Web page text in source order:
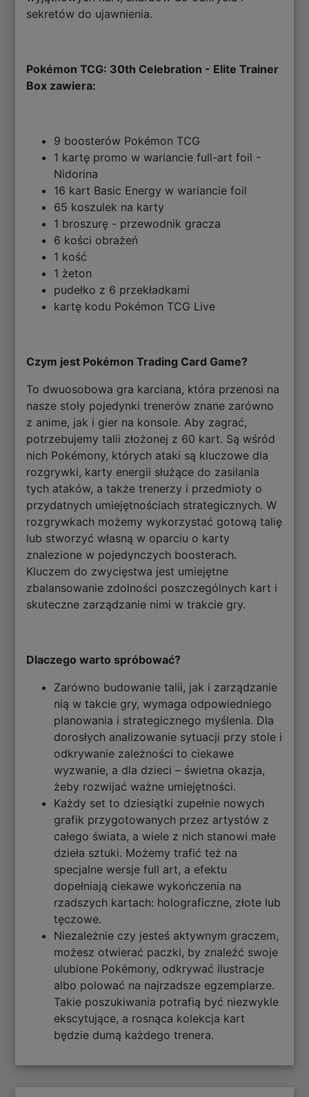
sekretów do ujawnienia.
Pokémon TCG: 30th Celebration - Elite Trainer
Box zawiera:
9 boosterów Pokémon TCG
1 kartę promo w wariancie full-art foil -
Nidorina
16 kart Basic Energy w wariancie foil
65 koszulek na karty
1 broszurę - przewodnik gracza
6 kości obrażeń
1 kość
1 żeton
pudełko z 6 przekładkami
kartę kodu Pokémon TCG Live
Czym jest Pokémon Trading Card Game?
To dwuosobowa gra karciana, która przenosi na
nasze stoły pojedynki trenerów znane zarówno
z anime, jak i gier na konsole. Aby zagrać,
potrzebujemy talii złożonej z 60 kart. Są wśród
nich Pokémony, których ataki są kluczowe dla
rozgrywki, karty energii służące do zasilania
tych ataków, a także trenerzy i przedmioty o
przydatnych umiejętnościach strategicznych. W
rozgrywkach możemy wykorzystać gotową talię
lub stworzyć własną w oparciu o karty
znalezione w pojedynczych boosterach.
Kluczem do zwycięstwa jest umiejętne
zbalansowanie zdolności poszczególnych kart i
skuteczne zarządzanie nimi w trakcie gry.
Dlaczego warto spróbować?
Zarówno budowanie talii, jak i zarządzanie
nią w takcie gry, wymaga odpowiedniego
planowania i strategicznego myślenia. Dla
dorosłych analizowanie sytuacji przy stole i
odkrywanie zależności to ciekawe
wyzwanie, a dla dzieci – świetna okazja,
żeby rozwijać ważne umiejętności.
Każdy set to dziesiątki zupełnie nowych
grafik przygotowanych przez artystów z
całego świata, a wiele z nich stanowi małe
dzieła sztuki. Możemy trafić też na
specjalne wersje full art, a efektu
dopełniają ciekawe wykończenia na
rzadszych kartach: holograficzne, złote lub
tęczowe.
Niezależnie czy jesteś aktywnym graczem,
możesz otwierać paczki, by znaleźć swoje
ulubione Pokémony, odkrywać ilustracje
albo polować na najrzadsze egzemplarze.
Takie poszukiwania potrafią być niezwykle
ekscytujące, a rosnąca kolekcja kart
będzie dumą każdego trenera.